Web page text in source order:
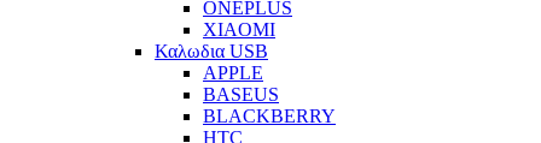
ONEPLUS
XIAOMI
Καλωδια USB
APPLE
BASEUS
BLACKBERRY
HTC